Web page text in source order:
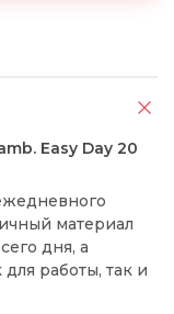
Easy Day 20
материал
дня, а
работы, так и